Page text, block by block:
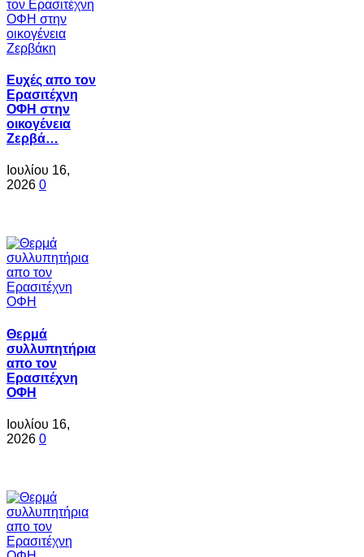
Ευχές απο τον
Ερασιτέχνη
ΟΦΗ στην
οικογένεια
Ζερβά…
Ιουλίου 16,
2026 0
Θερμά
συλλυπητήρια
απο τον
Ερασιτέχνη
ΟΦΗ
Ιουλίου 16,
2026 0